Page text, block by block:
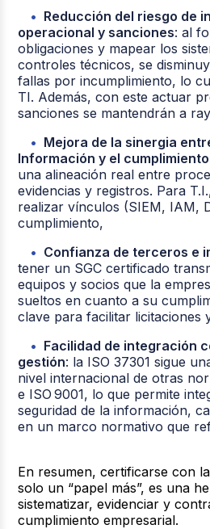
Reducción del riesgo de
operacional y sanciones: al
obligaciones y mapear los
controles técnicos, se
fallas por incumplimiento, lo
TI. Además, con este actuar
sanciones se mantendrán a
Mejora de la sinergia
Información y el cumplimiento
una alineación real entre
evidencias y registros. Para
realizar vínculos (SIEM, IAM,
cumplimiento,
Confianza de terceros e
tener un SGC certificado
equipos y socios que la
sueltos en cuanto a su
clave para facilitar licitaciones
Facilidad de integración
gestión: la ISO 37301 sigue
nivel internacional de otras
e ISO 9001, lo que permite
seguridad de la información,
en un marco normativo que
En resumen, certificarse con
solo un “papel más”, es una
sistematizar, evidenciar y
cumplimiento empresarial.